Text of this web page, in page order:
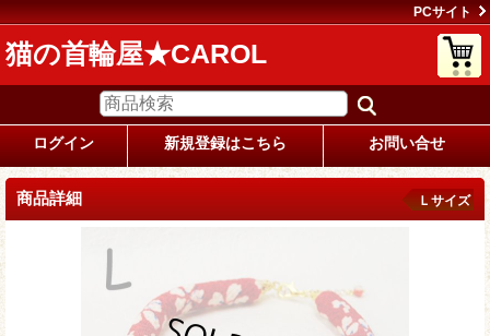
PCサイト
猫の首輪屋★CAROL
ログイン 新規登録はこちら お問い合せ
商品詳細 Ｌサイズ